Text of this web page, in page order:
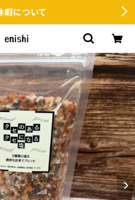
暇について